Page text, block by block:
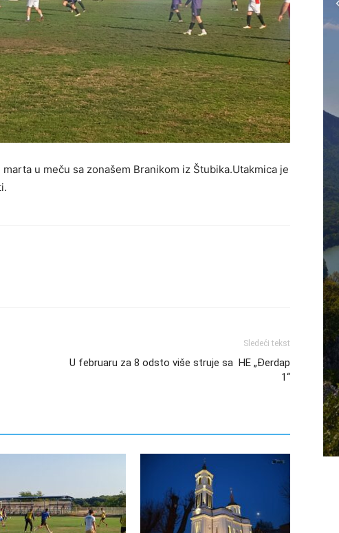
u meču sa zonašem Branikom iz Štubika.Utakmica je
Sledeći tekst
U februaru za 8 odsto više struje sa HE „Đerdap
1“